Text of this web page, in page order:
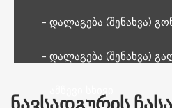
- დალაგება (შენახვა)
- დალაგება (შენახვა)